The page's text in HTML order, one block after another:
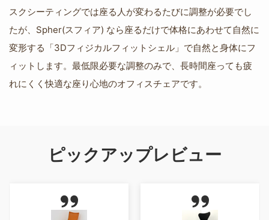
スクシーティングでは座る人が変わるたびに調整が必要でし
たが、Spher(スフィア) なら座るだけで体格にあわせて自然に
変形する「3Dフィジカルフィットシェル」で自然と身体にフ
ィットします。最低限必要な調整のみで、長時間座っても疲
れにくく快適な座り心地のオフィスチェアです。
ピックアップレビュー